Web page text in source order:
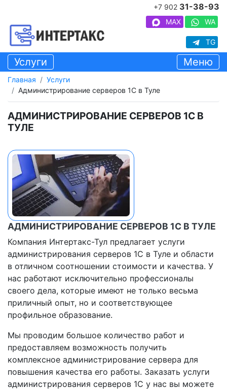
+7 902 31-38-93
MAX WA
TG
Услуги Меню
Главная
Услуги
Администрирование серверов 1С в Туле
АДМИНИСТРИРОВАНИЕ СЕРВЕРОВ 1С В
ТУЛЕ
АДМИНИСТРИРОВАНИЕ СЕРВЕРОВ 1С В ТУЛЕ
Компания Интертакс-Тул предлагает услуги
администрирования серверов 1С в Туле и области
в отличном соотношении стоимости и качества. У
нас работают исключительно профессионалы
своего дела, которые имеют не только весьма
приличный опыт, но и соответствующее
профильное образование.
Мы проводим большое количество работ и
предоставляем возможность получить
комплексное администрирование сервера для
повышения качества его работы. Заказать услуги
администрирования серверов 1С у нас вы можете